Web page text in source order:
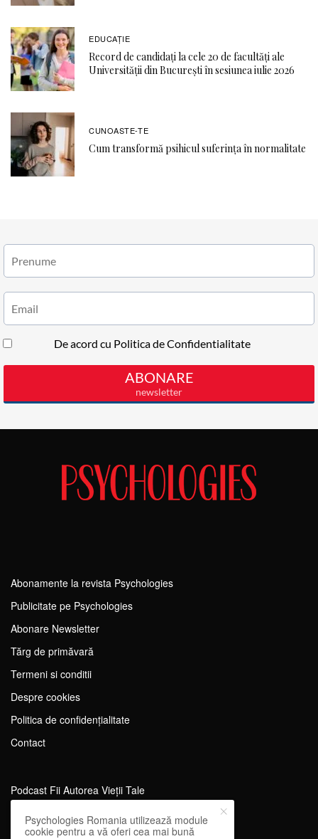
EDUCAŢIE
Record de candidați la cele 20 de facultăți ale
Universității din București în sesiunea iulie 2026
CUNOASTE-TE
Cum transformă psihicul suferința în normalitate
Abonamente la revista Psychologies
Publicitate pe Psychologies
Abonare Newsletter
Tărg de primăvară
Termeni si conditii
Despre cookies
Politica de confidențialitate
Contact
Podcast Fii Autorea Vieții Tale
Evenimente Fii Autoarea Vieții Tale!
SportEdu
Psychologies Romania utilizează module
cookie pentru a vă oferi cea mai bună